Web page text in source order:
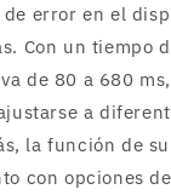
de error en el
Con un tiempo
de 80 a 680
a
la función de
con opciones